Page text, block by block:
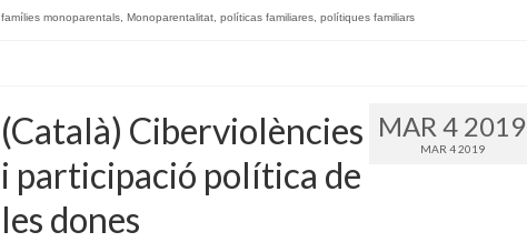
famílies monoparentals, Monoparentalitat, políticas familiares, polítiques familiars
MAR 4 2019
MAR 4 2019
(Català) Ciberviolències
i participació política de
les dones